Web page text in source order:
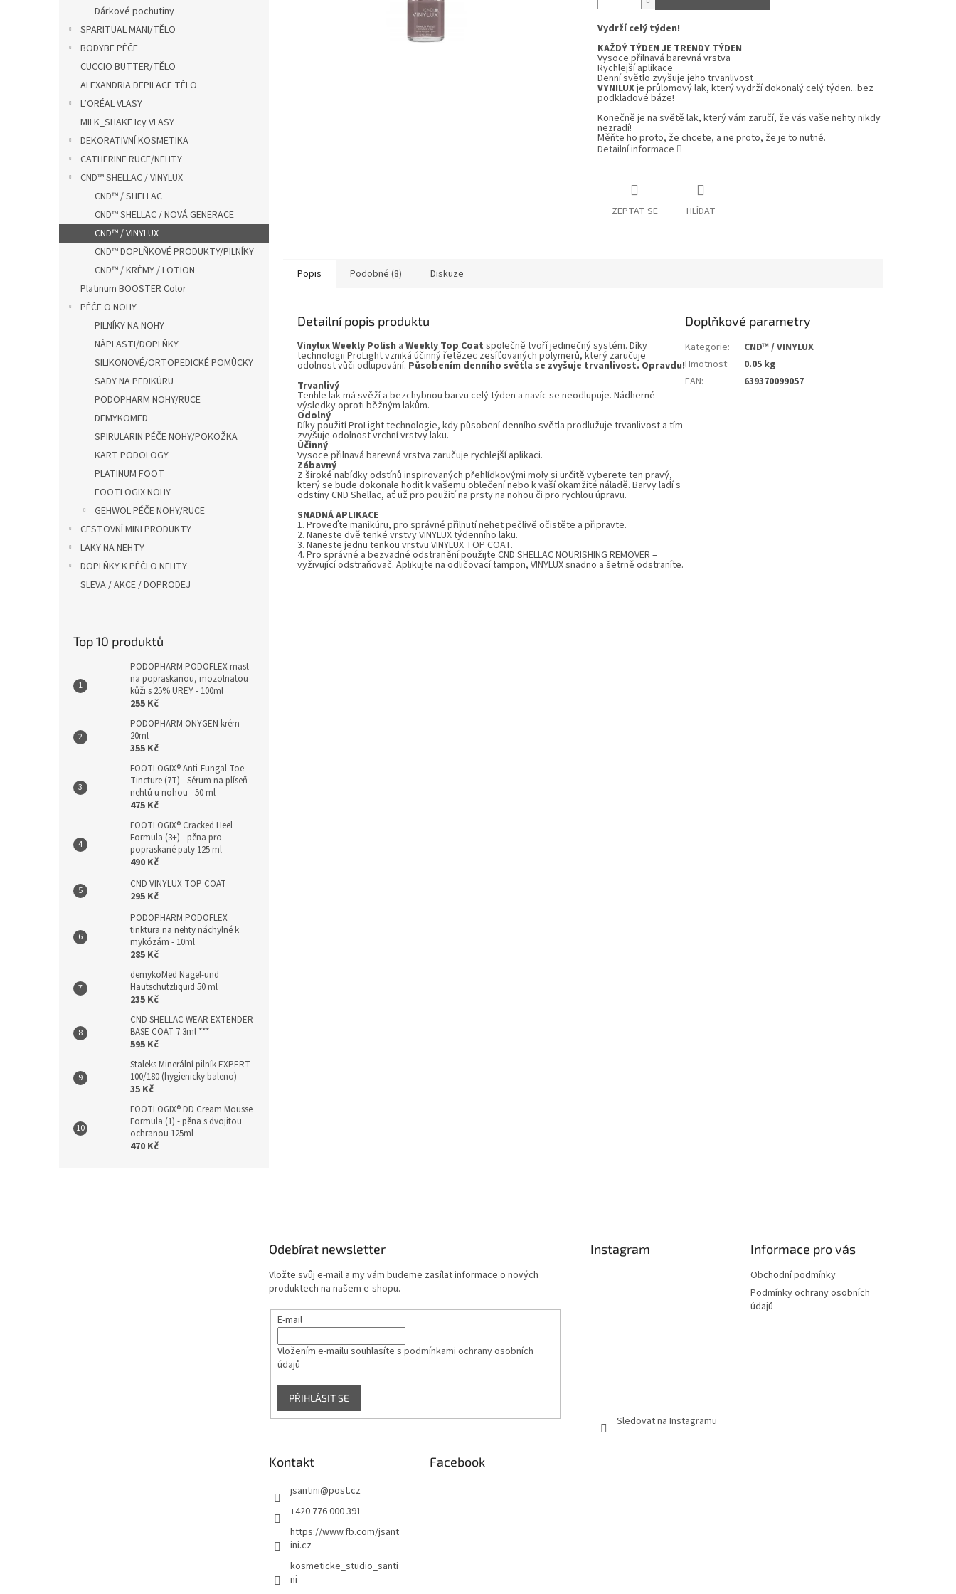
Dárkové pochutiny
SPARITUAL MANI/TĚLO
BODYBE PÉČE
CUCCIO BUTTER/TĚLO
ALEXANDRIA DEPILACE TĚLO
L’ORÉAL VLASY
MILK_SHAKE Icy VLASY
DEKORATIVNÍ KOSMETIKA
CATHERINE RUCE/NEHTY
CND™ SHELLAC / VINYLUX
CND™ / SHELLAC
CND™ SHELLAC / NOVÁ GENERACE
CND™ / VINYLUX
CND™ DOPLŇKOVÉ PRODUKTY/PILNÍKY
CND™ / KRÉMY / LOTION
Platinum BOOSTER Color
PÉČE O NOHY
PILNÍKY NA NOHY
NÁPLASTI/DOPLŇKY
SILIKONOVÉ/ORTOPEDICKÉ POMŮCKY
SADY NA PEDIKÚRU
PODOPHARM NOHY/RUCE
DEMYKOMED
SPIRULARIN PÉČE NOHY/POKOŽKA
KART PODOLOGY
PLATINUM FOOT
FOOTLOGIX NOHY
GEHWOL PÉČE NOHY/RUCE
CESTOVNÍ MINI PRODUKTY
LAKY NA NEHTY
DOPLŇKY K PÉČI O NEHTY
SLEVA / AKCE / DOPRODEJ
Top 10 produktů
PODOPHARM PODOFLEX mast
na popraskanou, mozolnatou
kůži s 25% UREY - 100ml
255 Kč
PODOPHARM ONYGEN krém -
20ml
355 Kč
FOOTLOGIX® Anti-Fungal Toe
Tincture (7T) - Sérum na plíseň
nehtů u nohou - 50 ml
475 Kč
FOOTLOGIX® Cracked Heel
Formula (3+) - pěna pro
popraskané paty 125 ml
490 Kč
CND VINYLUX TOP COAT
295 Kč
PODOPHARM PODOFLEX
tinktura na nehty náchylné k
mykózám - 10ml
285 Kč
demykoMed Nagel-und
Hautschutzliquid 50 ml
235 Kč
CND SHELLAC WEAR EXTENDER
BASE COAT 7.3ml ***
595 Kč
Staleks Minerální pilník EXPERT
100/180 (hygienicky baleno)
35 Kč
FOOTLOGIX® DD Cream Mousse
Formula (1) - pěna s dvojitou
ochranou 125ml
470 Kč
Vydrží celý týden!
KAŽDÝ TÝDEN JE TRENDY TÝDEN
Vysoce přilnavá barevná vrstva
Rychlejší aplikace
Denní světlo zvyšuje jeho trvanlivost
VYNILUXje průlomový lak, který vydrží dokonalý celý týden...bez
podkladové báze!
Konečně je na světě lak, který vám zaručí, že vás vaše nehty nikdy
nezradí!
Měňte ho proto, že chcete, a ne proto, že je to nutné.
Detailní informace
ZEPTAT SE HLÍDAT
Popis Podobné (8) Diskuze
Detailní popis produktu
VinyluxWeekly Polish a Weekly Top Coat společně tvoří jedinečný systém. Díky
technologii ProLight vzniká účinný řetězec zesíťovaných polymerů, který zaručuje
odolnost vůči odlupování. Působením denního světla se zvyšuje trvanlivost. Opravdu!
Trvanlivý
Tenhle lak má svěží a bezchybnou barvu celý týden a navíc se neodlupuje. Nádherné
výsledky oproti běžným lakům.
Odolný
Díky použití ProLight technologie, kdy působení denního světla prodlužuje trvanlivost a tím
zvyšuje odolnost vrchní vrstvy laku.
Účinný
Vysoce přilnavá barevná vrstva zaručuje rychlejší aplikaci.
Zábavný
Z široké nabídky odstínů inspirovaných přehlídkovými moly si určitě vyberete ten pravý,
který se bude dokonale hodit k vašemu oblečení nebo k vaší okamžité náladě. Barvy ladí s
odstíny CND Shellac, ať už pro použití na prsty na nohou či pro rychlou úpravu.
SNADNÁ APLIKACE
1. Proveďte manikúru, pro správné přilnutí nehet pečlivě očistěte a připravte.
2. Naneste dvě tenké vrstvy VINYLUX týdenního laku.
3. Naneste jednu tenkou vrstvu VINYLUX TOP COAT.
4. Pro správné a bezvadné odstranění použijte CND SHELLAC NOURISHING REMOVER –
vyživující odstraňovač. Aplikujte na odličovací tampon, VINYLUX snadno a šetrně odstraníte.
Doplňkové parametry
Kategorie:
CND™ / VINYLUX
Hmotnost:
0.05 kg
EAN: 639370099057
Odebírat newsletter
Vložte svůj e-mail a my vám budeme zasílat informace o nových
produktech na našem e-shopu.
E-mail
Vložením e-mailu souhlasíte s podmínkami ochrany osobních
údajů
PŘIHLÁSIT SE
Instagram
Sledovat na Instagramu
Informace pro vás
Obchodní podmínky
Podmínky ochrany osobních
údajů
Kontakt
jsantini@post.cz
+420 776 000 391
https://www.fb.com/jsant
ini.cz
kosmeticke_studio_santi
ni
Facebook